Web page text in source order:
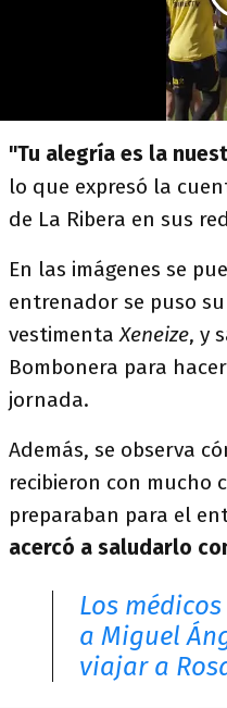
"Tu alegría es la
lo que expresó la
de La Ribera en sus
En las imágenes se
entrenador se puso
vestimentaXeneize, y
Bombonera para
jornada.
Además, se observa
recibieron con mucho
preparaban para el
acercó a saludarlo
Los
a Miguel
viajar a